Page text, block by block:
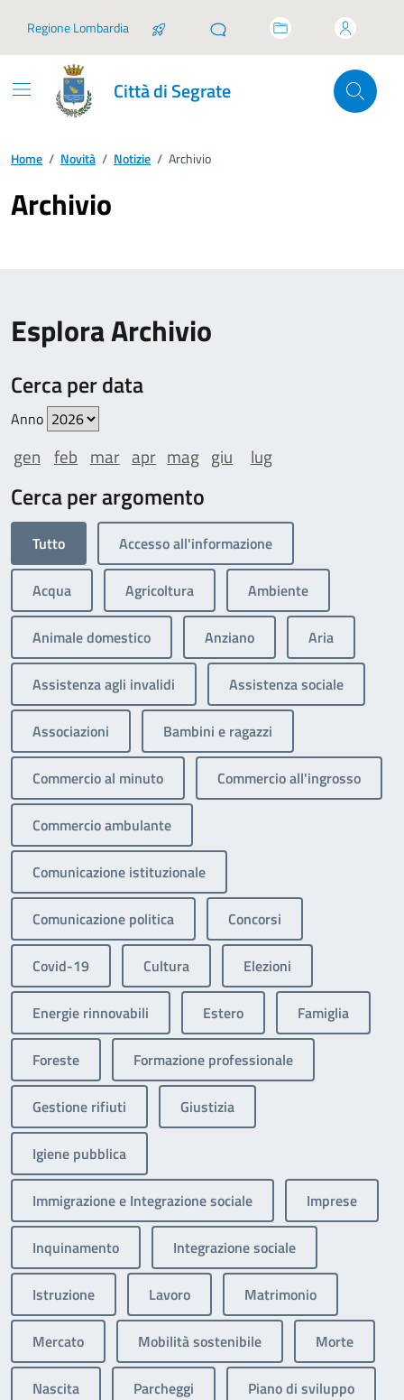
Regione Lombardia
Città di Segrate
Home / Novità / Notizie / Archivio
Archivio
Esplora Archivio
Cerca per data
Anno
gen feb mar apr mag giu lug
Cerca per argomento
Tutto Accesso all'informazione
Acqua Agricoltura Ambiente
Animale domestico Anziano Aria
Assistenza agli invalidi Assistenza sociale
Associazioni Bambini e ragazzi
Commercio al minuto Commercio all'ingrosso
Commercio ambulante
Comunicazione istituzionale
Comunicazione politica Concorsi
Covid-19 Cultura Elezioni
Energie rinnovabili Estero Famiglia
Foreste Formazione professionale
Gestione rifiuti Giustizia
Igiene pubblica
Immigrazione e Integrazione sociale Imprese
Inquinamento Integrazione sociale
Istruzione Lavoro Matrimonio
Mercato Mobilità sostenibile Morte
Nascita Parcheggi Piano di sviluppo